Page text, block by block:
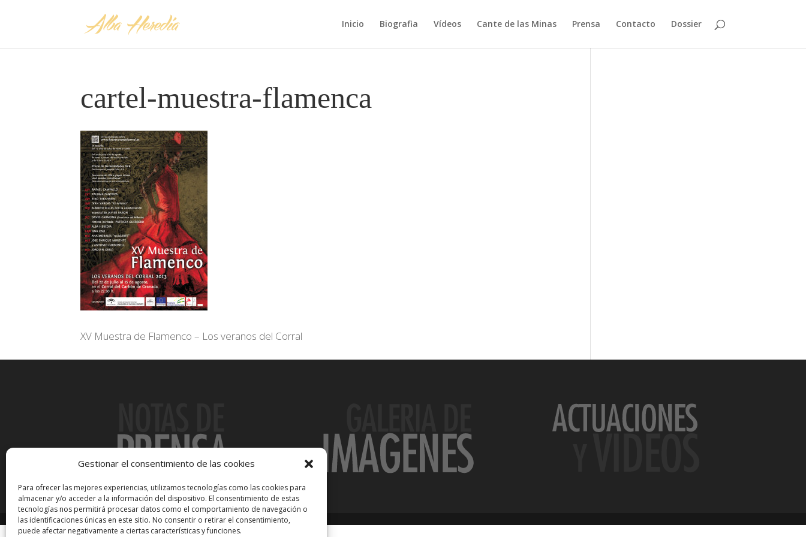
Gestionar el consentimiento de las cookies
Para ofrecer las mejores experiencias, utilizamos tecnologías como las cookies para
almacenar y/o acceder a la información del dispositivo. El consentimiento de estas
tecnologías nos permitirá procesar datos como el comportamiento de navegación o
las identificaciones únicas en este sitio. No consentir o retirar el consentimiento,
puede afectar negativamente a ciertas características y funciones.
Inicio Biografia Vídeos Cante de las Minas Prensa Contacto Dossier
cartel-muestra-flamenca
XV Muestra de Flamenco – Los veranos del Corral